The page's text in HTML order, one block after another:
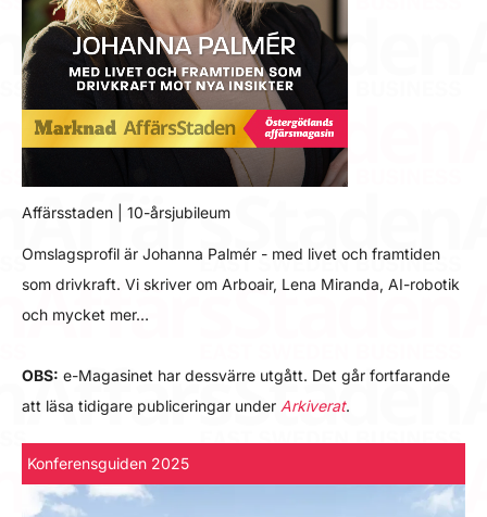
Affärsstaden | 10-årsjubileum
Omslagsprofil är Johanna Palmér - med livet och framtiden
som drivkraft. Vi skriver om Arboair, Lena Miranda, AI-robotik
och mycket mer…
OBS: e-Magasinet har dessvärre utgått. Det går fortfarande
att läsa tidigare publiceringar under Arkiverat.
Konferensguiden 2025